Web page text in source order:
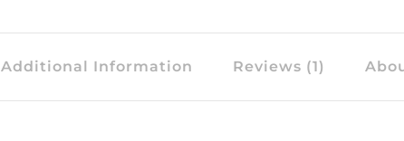
Additional Information Reviews (1)